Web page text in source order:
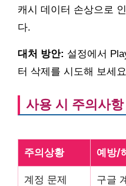
캐시 데이터 손상으로
다.
대처 방안: 설정에서
터 삭제를 시도해 보세
사용 시 주의사항
주의상황 예방/
계정 문제 구글